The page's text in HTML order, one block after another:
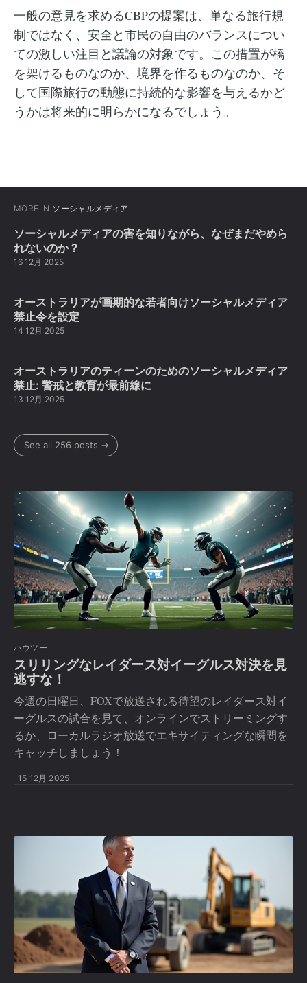
一般の意見を求めるCBPの提案は、単なる旅行規
制ではなく、安全と市民の自由のバランスについ
ての激しい注目と議論の対象です。この措置が橋
を架けるものなのか、境界を作るものなのか、そ
して国際旅行の動態に持続的な影響を与えるかど
うかは将来的に明らかになるでしょう。
MORE IN ソーシャルメディア
ソーシャルメディアの害を知りながら、なぜまだやめら
れないのか？
16 12月 2025
オーストラリアが画期的な若者向けソーシャルメディア
禁止令を設定
14 12月 2025
オーストラリアのティーンのためのソーシャルメディア
禁止: 警戒と教育が最前線に
13 12月 2025
See all 256 posts →
ハウツー
スリリングなレイダース対イーグルス対決を見
逃すな！
今週の日曜日、FOXで放送される待望のレイダース対イ
ーグルスの試合を見て、オンラインでストリーミングす
るか、ローカルラジオ放送でエキサイティングな瞬間を
キャッチしましょう！
15 12月 2025